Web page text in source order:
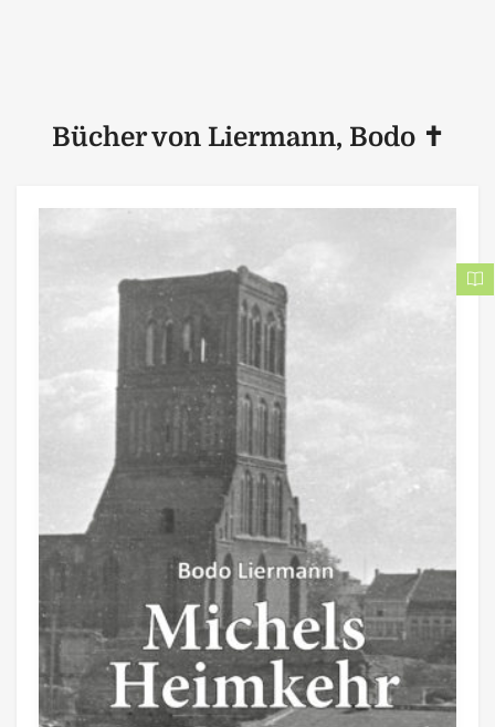
Bücher von Liermann, Bodo ✝